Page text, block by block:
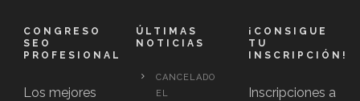
CONGRESO
SEO
PROFESIONAL
Los mejores
ÚLTIMAS
NOTICIAS
CANCELADO
EL
¡CONSIGUE
TU
INSCRIPCIÓN!
Inscripciones a